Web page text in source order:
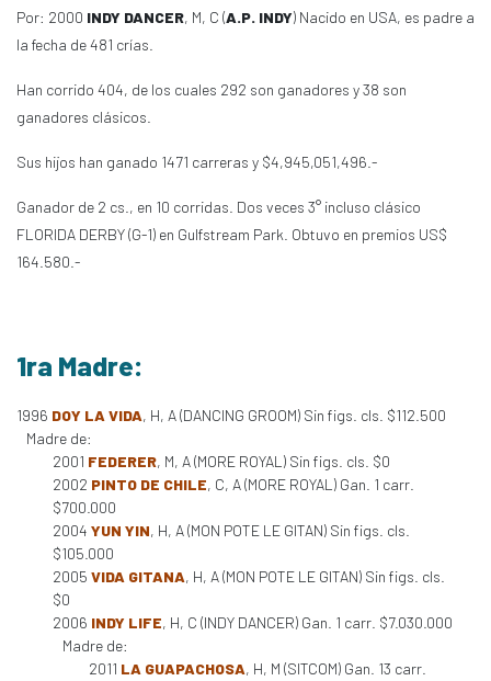
Por: 2000 INDY DANCER, M, C (A.P. INDY) Nacido en USA, es padre a
la fecha de 481 crías.
Han corrido 404, de los cuales 292 son ganadores y 38 son
ganadores clásicos.
Sus hijos han ganado 1471 carreras y $4,945,051,496.-
Ganador de 2 cs., en 10 corridas. Dos veces 3° incluso clásico
FLORIDA DERBY (G-1) en Gulfstream Park. Obtuvo en premios US$
164.580.-
1ra Madre:
1996 DOY LA VIDA, H, A (DANCING GROOM) Sin figs. cls. $112.500
Madre de:
2001 FEDERER, M, A (MORE ROYAL) Sin figs. cls. $0
2002 PINTO DE CHILE, C, A (MORE ROYAL) Gan. 1 carr.
$700.000
2004 YUN YIN, H, A (MON POTE LE GITAN) Sin figs. cls.
$105.000
2005 VIDA GITANA, H, A (MON POTE LE GITAN) Sin figs. cls.
$0
2006 INDY LIFE, H, C (INDY DANCER) Gan. 1 carr. $7.030.000
Madre de:
2011 LA GUAPACHOSA, H, M (SITCOM) Gan. 13 carr.